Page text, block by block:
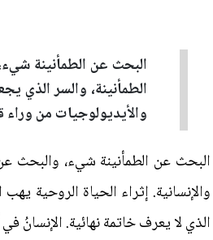
البحث عن الطمأنينة
الطمأنينة، والسر الذي
والأيديولوجيات من
البحث عن الطمأنينة شيء، والبحث عن
والإنسانية. إثراء الحياة الروحية
الذي لا يعرف خاتمة نهائية. الإنسانُ